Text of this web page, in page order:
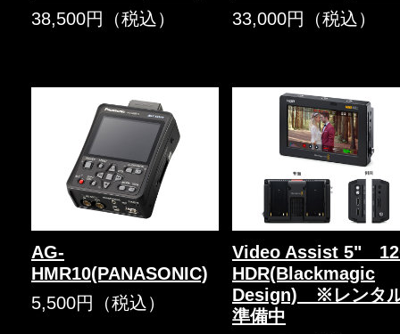
38,500円（税込）
33,000円（税込）
AG-
HMR10(PANASONIC)
5,500円（税込）
Video Assist 5"
HDR(Blackmagic
Design) ※レンタ
準備中